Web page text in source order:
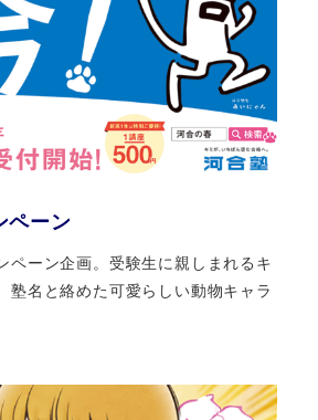
ーン
ペーン企画。受験生に親しまれるキ
塾名と絡めた可愛らしい動物キャラ